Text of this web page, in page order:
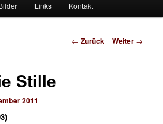
Links Kontakt
Beitrags-Navigation
← Zurück Weiter →
Stille
2011